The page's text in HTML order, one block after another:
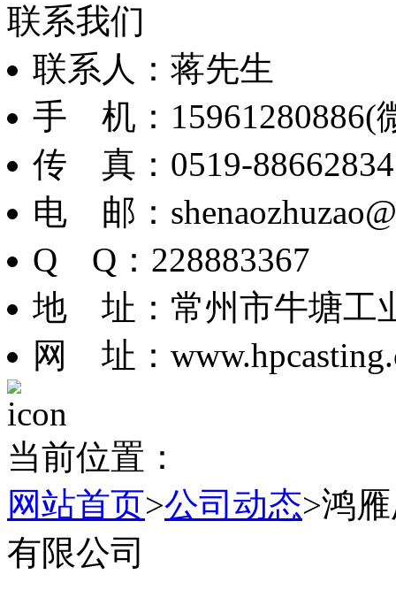
联系我们
联系人：蒋先生
手 机：15961280886(
传 真：0519-88662834
电 邮：
Q Q：228883367
地 址：常州市牛塘工
网 址：
当前位置：
网站首页>公司动态>鸿
有限公司